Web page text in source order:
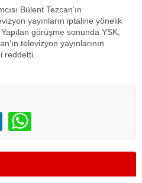
Bülent Tezcan’ın
yayınların iptaline yönelik
görüşme sonunda YSK,
televizyon yayınlarının
reddetti.